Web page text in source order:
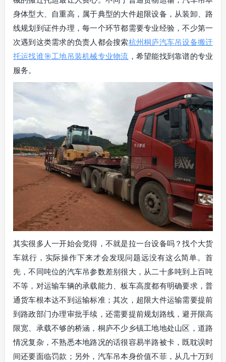
身体型大、自重高，属于典型的大件超限设备，从装卸、路
线规划到证件办理，每一个环节都需要专业经验，不少第一
次遇到这类需求的负责人都会搜索杭州桐庐汽车吊设备搬迁
托运找谁🎯工地吊装机械专业物流 ，希望能找到靠谱的专业
服务。
其实很多人一开始会觉得，不就是拉一台设备吗？找个大货
车就行，实际操作下来才会发现问题远没有这么简单。首
先，不同吨位的汽车吊参数差别很大，从二十多吨到上百吨
不等，对运输车辆的承载能力、板车高度都有明确要求，普
通货车根本达不到运输标准；其次，超限大件运输需要提前
到路政部门办理审批手续，还需要提前规划路线，避开限高
限宽、承载不够的桥涵，桐庐不少乡镇工地地处山区，道路
情况复杂，不熟悉本地路况的话很容易半路被卡，既耽误时
间还要面临罚款；另外，汽车吊本身价值不菲，从几十万到